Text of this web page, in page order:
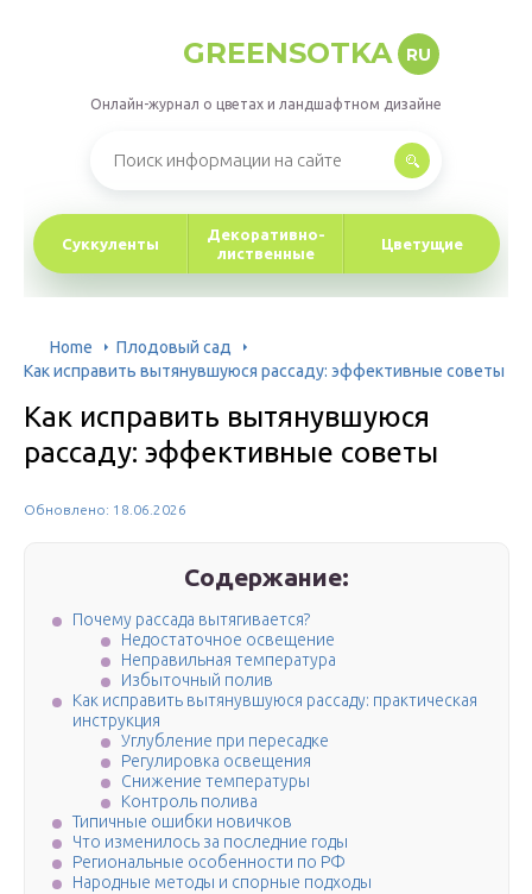
GREENSOTKA RU
Онлайн-журнал о цветах и ландшафтном дизайне
Суккуленты
Декоративно-
лиственные
Цветущие
Home
Плодовый сад
Как исправить вытянувшуюся рассаду: эффективные советы
Как исправить вытянувшуюся
рассаду: эффективные советы
Обновлено: 18.06.2026
Содержание:
Почему рассада вытягивается?
Недостаточное освещение
Неправильная температура
Избыточный полив
Как исправить вытянувшуюся рассаду: практическая
инструкция
Углубление при пересадке
Регулировка освещения
Снижение температуры
Контроль полива
Типичные ошибки новичков
Что изменилось за последние годы
Региональные особенности по РФ
Народные методы и спорные подходы